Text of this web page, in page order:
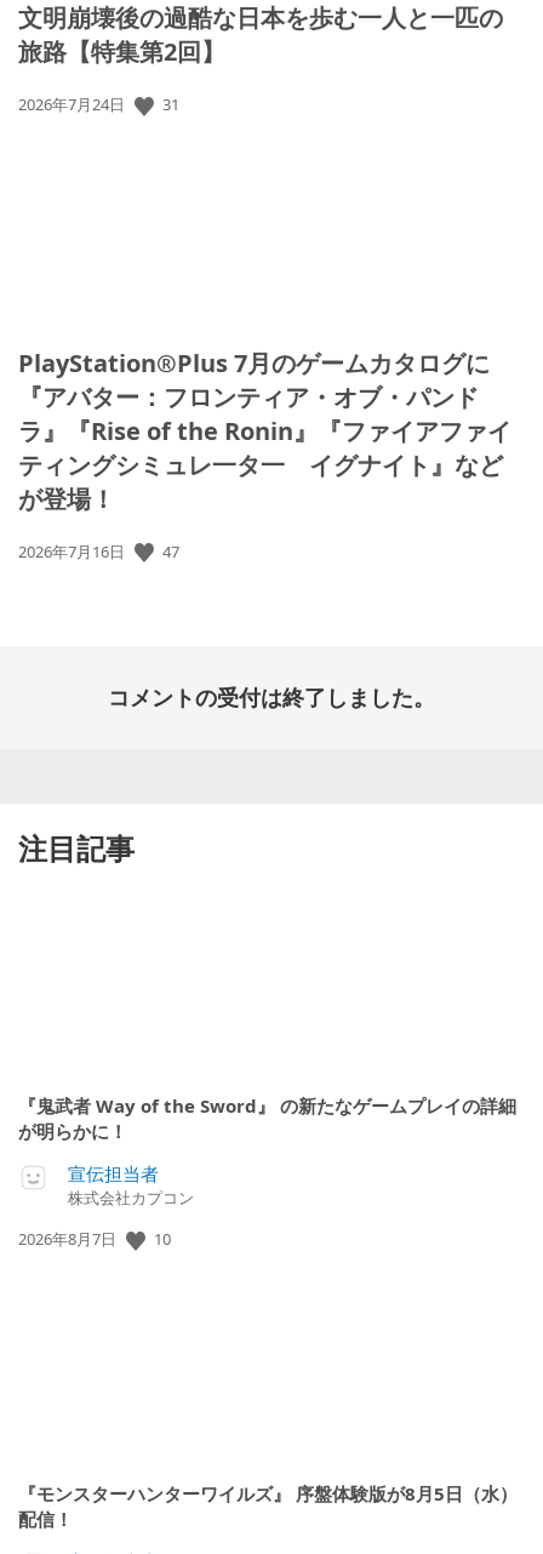
文明崩壊後の過酷な日本を歩む一人と一匹の
旅路【特集第2回】
公
2026年7月24日 31
PlayStation®Plus 7月のゲームカタログに
『アバター：フロンティア・オブ・パンド
ラ』『Rise of the Ronin』『ファイアファイ
ティングシミュレ一タ一 イグナイト』など
が登場！
公
2026年7月16日 47
コメントの受付は終了しました。
注目記事
『鬼武者 Way of the Sword』 の新たなゲームプレイの詳細
が明らかに！
宣伝担当者
株式会社カプコン
公
2026年8月7日 10
『モンスターハンターワイルズ』 序盤体験版が8月5日（水）
配信！